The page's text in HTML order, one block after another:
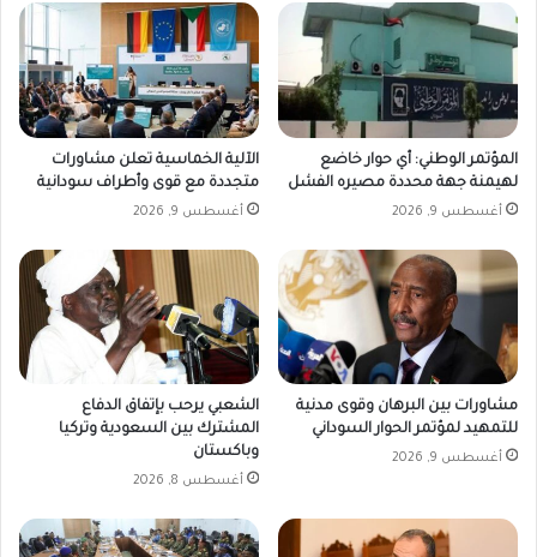
المؤتمر الوطني: أي حوار خاضع
لهيمنة جهة محددة مصيره الفشل
أغسطس 9, 2026
الآلية الخماسية تعلن مشاورات
متجددة مع قوى وأطراف سودانية
أغسطس 9, 2026
مشاورات بين البرهان وقوى مدنية
للتمهيد لمؤتمر الحوار السوداني
أغسطس 9, 2026
الشعبي يرحب بإتفاق الدفاع
المشترك بين السعودية وتركيا
وباكستان
أغسطس 8, 2026